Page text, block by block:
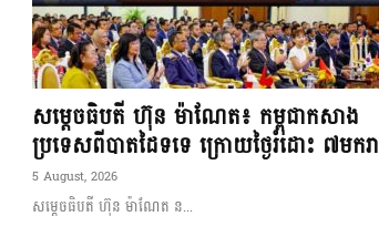
សម្ដេចធិបតី ហ៊ុន ម៉ាណែត៖ កម្ពុជាកសាង
ប្រទេសពីបាតដៃទទេ ក្រោយថ្ងៃរំដោះ ៧មករា
5 August, 2026
សម្ដេចធិបតី ហ៊ុន ម៉ាណែត ន...